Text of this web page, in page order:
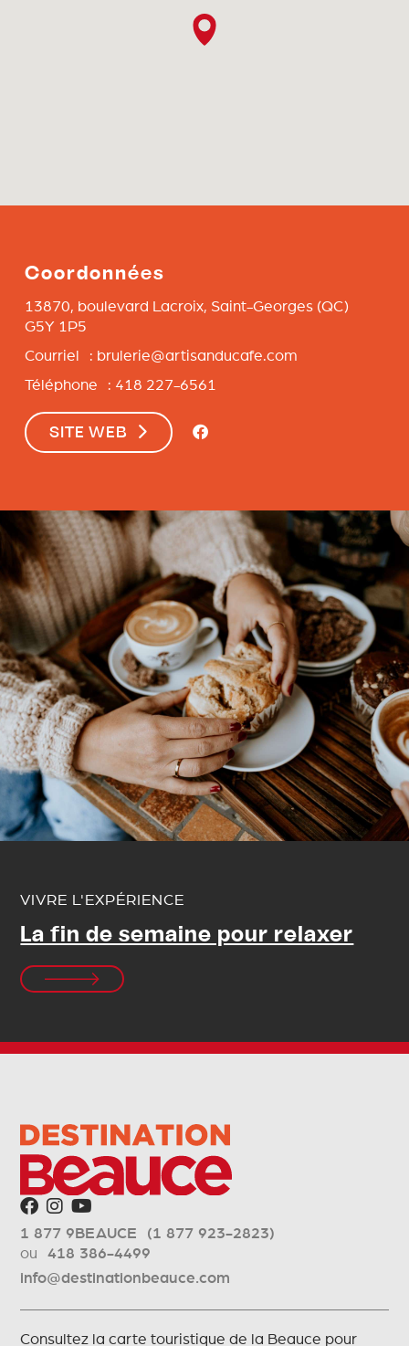
Coordonnées
13870, boulevard Lacroix, Saint-Georges (QC)
G5Y 1P5
Courriel : brulerie@artisanducafe.com
Téléphone : 418 227-6561
SITE WEB
VIVRE L'EXPÉRIENCE
La fin de semaine pour relaxer
1 877 9BEAUCE (1 877 923-2823)
ou418 386-4499
info@destinationbeauce.com
Consultez la carte touristique de la Beauce pour